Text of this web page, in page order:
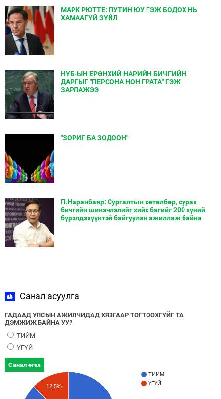
МАРК РЮТТЕ: ПУТИН ЮУ ГЭЖ БОДОХ НЬ
ХАМААГҮЙ ЗҮЙЛ
НҮБ-ЫН ЕРӨНХИЙ НАРИЙН БИЧГИЙН
ДАРГЫГ "ПЕРСОНА НОН ГРАТА" ГЭЖ
ЗАРЛАЖЭЭ
"ЗОРИГ БА ЗОДООН"
П.Наранбаяр: Сургалтын хөтөлбөр, сурах
бичгийн шинэчлэлийг хийх багийг 200 хүний
бүрэлдэхүүнтэй байгуулан ажиллаж байна
Санал асуулга
ГАДААД УЛСЫН АЖИЛЧИДАД ХЯЗГААР ТОГТООХГҮЙГ ТА
ДЭМЖИЖ БАЙНА УУ?
ТИЙМ
ҮГҮЙ
Санал өгөх
ТИЙМ
ҮГҮЙ
12.5%